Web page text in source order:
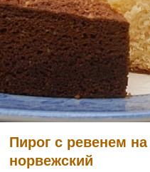
Пирог с ревенем
норвежский